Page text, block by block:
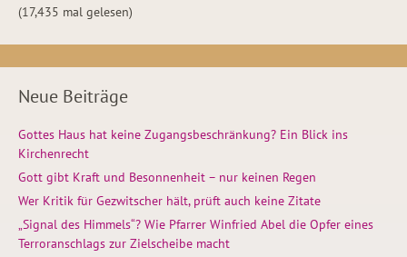
(17,435 mal gelesen)
Neue Beiträge
Gottes Haus hat keine Zugangsbeschränkung? Ein Blick ins
Kirchenrecht
Gott gibt Kraft und Besonnenheit – nur keinen Regen
Wer Kritik für Gezwitscher hält, prüft auch keine Zitate
„Signal des Himmels“? Wie Pfarrer Winfried Abel die Opfer eines
Terroranschlags zur Zielscheibe macht